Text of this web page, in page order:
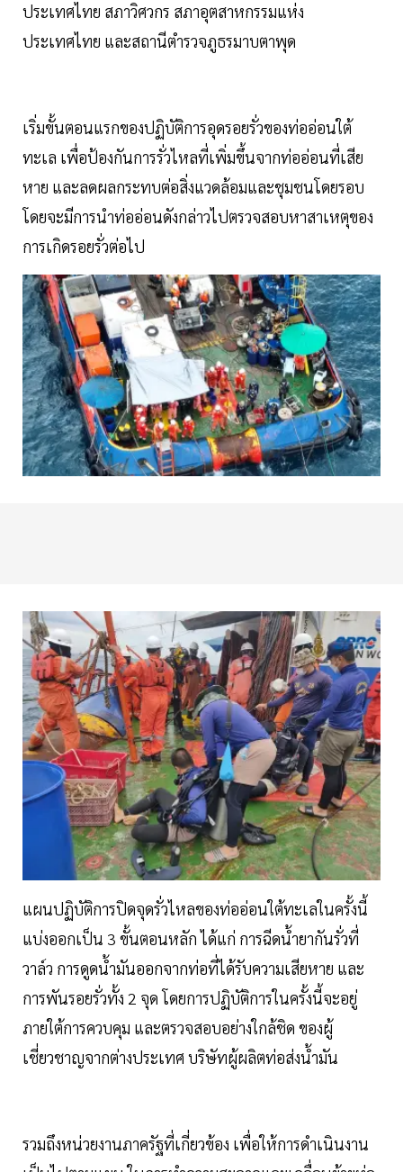
ประเทศไทย สภาวิศวกร สภาอุตสาหกรรมแห่ง
ประเทศไทย และสถานีตำรวจภูธรมาบตาพุด
เริ่มขั้นตอนแรกของปฏิบัติการอุดรอยรั่วของท่ออ่อนใต้
ทะเล เพื่อป้องกันการรั่วไหลที่เพิ่มขึ้นจากท่ออ่อนที่เสีย
หาย และลดผลกระทบต่อสิ่งแวดล้อมและชุมชนโดยรอบ
โดยจะมีการนำท่ออ่อนดังกล่าวไปตรวจสอบหาสาเหตุของ
การเกิดรอยรั่วต่อไป
แผนปฏิบัติการปิดจุดรั่วไหลของท่ออ่อนใต้ทะเลในครั้งนี้
แบ่งออกเป็น 3 ขั้นตอนหลัก ได้แก่ การฉีดน้ำยากันรั่วที่
วาล์ว การดูดน้ำมันออกจากท่อที่ได้รับความเสียหาย และ
การพันรอยรั่วทั้ง 2 จุด โดยการปฏิบัติการในครั้งนี้จะอยู่
ภายใต้การควบคุม และตรวจสอบอย่างใกล้ชิด ของผู้
เชี่ยวชาญจากต่างประเทศ บริษัทผู้ผลิตท่อส่งน้ำมัน
รวมถึงหน่วยงานภาครัฐที่เกี่ยวข้อง เพื่อให้การดำเนินงาน